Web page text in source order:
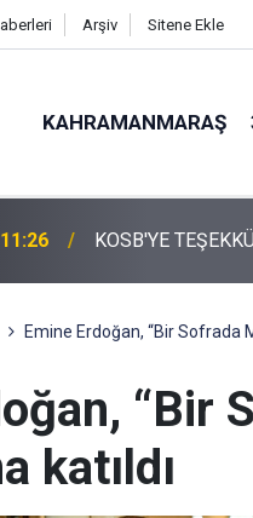
Arşiv Sitene Ekle
KAHRAMANMARAŞ
11:09 KMTSO'DAN
Emine Erdoğan, “Bir Sofrada
“Bir
katıldı